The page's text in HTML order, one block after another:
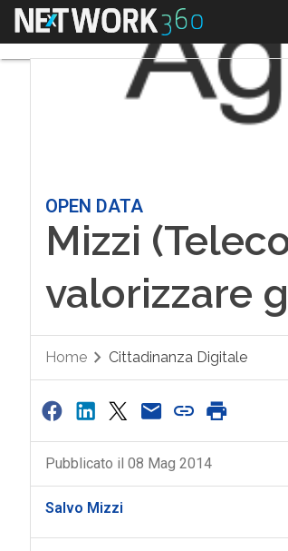
Menu
OPEN DATA
Mizzi
valorizzare
Home Cittadinanza Digitale
Pubblicato il 08 Mag 2014
Salvo Mizzi